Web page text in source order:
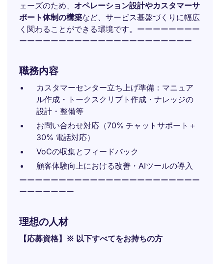
ェーズのため、 オペレーション設計やカスタマーサ
ポート体制の構築など、サービス基盤づくりに幅広
く関わることができる環境です。ーーーーーーーー
ーーーーーーーーーーーーーーーーーーーーーー
職務内容
カスタマーセンター立ち上げ準備：マニュア
ル作成・トークスクリプト作成・ナレッジの
設計・整備等
お問い合わせ対応（70% チャットサポート＋
30% 電話対応）
VoCの収集とフィードバック
顧客体験向上における改善・AIツールの導入
ーーーーーーーーーーーーーーーーーーーーーーー
ーーーーーーー
理想の人材
【応募資格】※ 以下すべてをお持ちの方